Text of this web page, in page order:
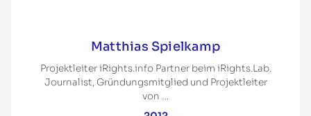
Matthias Spielkamp
Projektleiter iRights.info Partner beim iRights.Lab.
Journalist, Gründungsmitglied und Projektleiter
von …